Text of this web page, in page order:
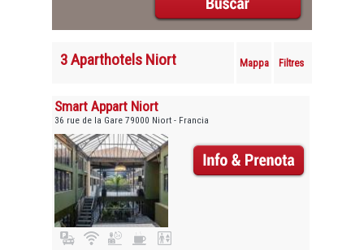
3 Aparthotels Niort Mappa Filtres
Smart Appart Niort
36 rue de la Gare 79000 Niort - Francia